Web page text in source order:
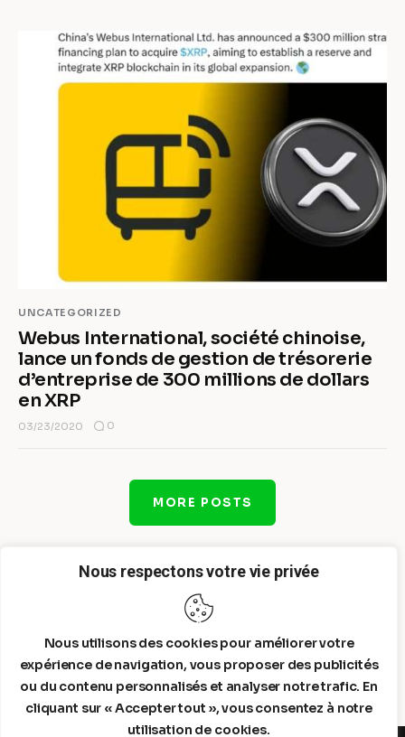
Nous respectons votre vie privée
Nous utilisons des cookies pour améliorer votre
expérience de navigation, vous proposer des publicités
ou du contenu personnalisés et analyser notre trafic. En
cliquant sur « Accepter tout », vous consentez à notre
utilisation de cookies.
UNCATEGORIZED
Webus International, société chinoise,
lance un fonds de gestion de trésorerie
d’entreprise de 300 millions de dollars
en XRP
03/23/2020 0
MORE POSTS